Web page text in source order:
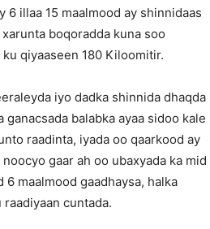
6 illaa 15 maalmood ay shinnidaas
boqoradda kuna soo
qiyaaseen 180 Kiloomitir.
iyo dadka shinnida dhaqda
balabka ayaa sidoo kale
raadinta, iyada oo qaarkood ay
gaar ah oo ubaxyada ka mid
6 maalmood gaadhaysa, halka
cuntada.